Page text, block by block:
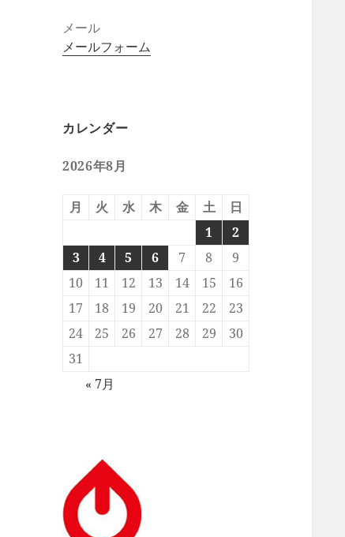
メール
メールフォーム
カレンダー
2026年8月
月 火 水 木 金 土
日
1
2
3
4 5 6 7 8
9
10
11 12 13 14 15
16
17
18 19 20 21 22
23
24
25 26 27 28 29
30
31
« 7月